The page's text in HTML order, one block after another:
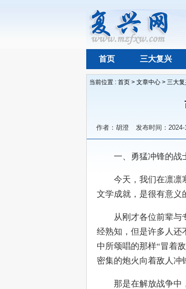
首页 三大复兴
当前位置 : 首页 > 文章中心 > 三大
作者：胡澄 发布时间：2024-
一、勇猛冲锋的战
今天，我们在凛凛寒
文学成就，是很有意义
从刚才各位前辈与专
经熟知，但是许多人还
中所颂唱的那样“冒着
密集的炮火向着敌人冲
那是在解放战争中，